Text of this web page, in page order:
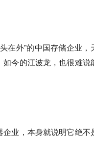
在外”的中国存储企业，
今的江波龙，也很难说
业，本身就说明它绝不